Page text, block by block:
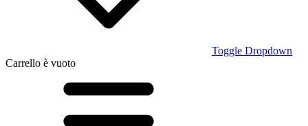
Toggle Dropdown
Carrello è vuoto